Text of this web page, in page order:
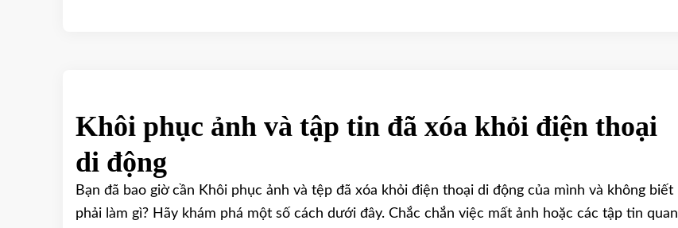
Khôi phục ảnh và tập tin đã xóa khỏi điện thoại
di động
Bạn đã bao giờ cần Khôi phục ảnh và tệp đã xóa khỏi điện thoại di động của mình và không biết
phải làm gì? Hãy khám phá một số cách dưới đây. Chắc chắn việc mất ảnh hoặc các tập tin quan